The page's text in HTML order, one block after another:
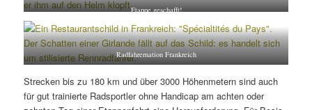
Etappe geschafft!
Radfahrernation Frankreich
Strecken bis zu 180 km und über 3000 Höhenmetern sind auch
für gut trainierte Radsportler ohne Handicap am achten oder